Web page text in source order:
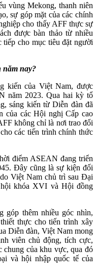
vùng Mekong, thanh niên
sự góp mặt của các chính
cho thấy AFF thực sự
được bàn thảo từ nhiều
tiếp cho mục tiêu đặt người
năm nay?
kiến của Việt Nam, được
năm 2023. Qua hai kỳ tổ
sáng kiến từ Diễn đàn đã
của các Hội nghị Cấp cao
không chỉ là nơi trao đổi
các tiến trình chính thức
điểm ASEAN đang triển
Đây cũng là sự kiện đối
Việt Nam chủ trì sau Đại
khóa XVI và Hội đồng
góp thêm nhiều góc nhìn,
thực cho tiến trình xây
Diễn đàn, Việt Nam mong
viên chủ động, tích cực,
chung của khu vực, qua đó
và hội nhập quốc tế của